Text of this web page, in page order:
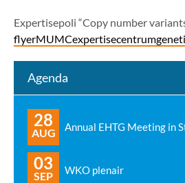
Expertisepoli “Copy number
Agenda
28
AUG Annual EHTG Meeting in
03
SEP WKO plenair